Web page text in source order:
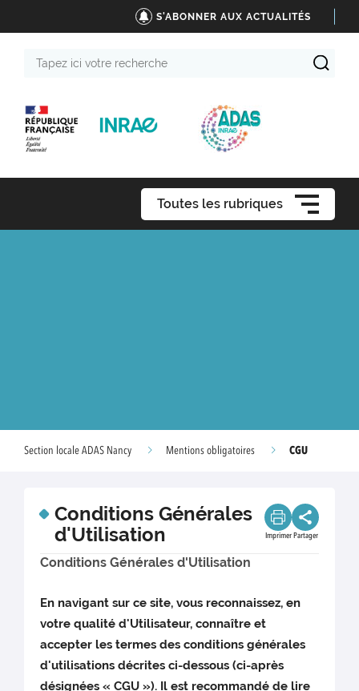
S'ABONNER AUX ACTUALITÉS
Toutes les rubriques
Section locale ADAS Nancy Mentions obligatoires CGU
Conditions Générales
d'Utilisation
Imprimer Partager
Conditions Générales d'Utilisation
En navigant sur ce site, vous reconnaissez, en
votre qualité d'Utilisateur, connaître et
accepter les termes des conditions générales
d'utilisations décrites ci-dessous (ci-après
désignées « CGU »). Il est recommandé de lire